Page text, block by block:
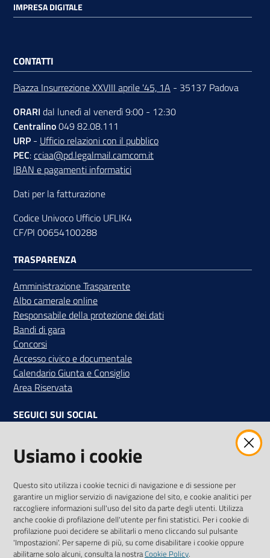
IMPRESA DIGITALE
CONTATTI
Piazza Insurrezione XXVIII aprile '45, 1A - 35137 Padova
ORARI dal lunedì al venerdì 9:00 - 12:30
Centralino049 82.08.111
URP - Ufficio relazioni con il pubblico
PEC:cciaa@pd.legalmail.camcom.it
IBAN e pagamenti informatici
Dati per la fatturazione
Codice Univoco Ufficio UFLIK4
CF/PI 00654100288
TRASPARENZA
Amministrazione Trasparente
Albo camerale online
Responsabile della protezione dei dati
Bandi di gara
Concorsi
Accesso civico e documentale
Calendario Giunta e Consiglio
Area Riservata
SEGUICI SUI SOCIAL
Ricevi tutti gli aggiornamenti su eventi, nuove opportunità e
adempimenti normativi
Usiamo i cookie
Questo sito utilizza i cookie tecnici di navigazione e di sessione per
garantire un miglior servizio di navigazione del sito, e cookie analitici per
raccogliere informazioni sull'uso del sito da parte degli utenti. Utilizza
anche cookie di profilazione dell'utente per fini statistici. Per i cookie di
profilazione puoi decidere se abilitarli o meno cliccando sul pulsante
'Impostazioni'. Per saperne di più, su come disabilitare i cookie oppure
abilitarne solo alcuni, consulta la nostraCookie Policy.